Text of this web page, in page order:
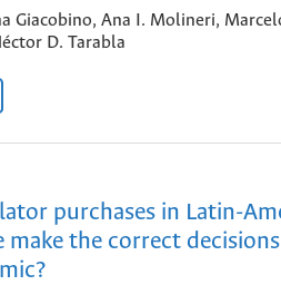
Giacobino, Ana I. Molineri,
D. Tarabla
purchases in Latin-
make the correct